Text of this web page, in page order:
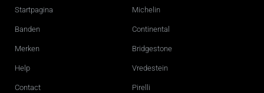
o
g
r
Startpagina
Banden
Merken
Help
Contact
Michelin
Continental
Bridgestone
Vredestein
Pirelli